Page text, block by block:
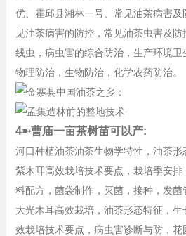
优、霍邱县湘林一号、常见油茶病害及
见油茶病害的防控，常见油茶虫害及防
线虫，病虫害的综合防治，生产环境卫
物理防治，生物防治，化学农药防治。
4➼曹庙一亩茶树苗可以产:
河口种植油茶油茶生物学特性，油茶形
紫木耳高效栽培技术要点，栽培季安
料配方，菌袋制作，灭菌，接种，发菌
大光木耳高效栽培，油茶形态特征，
效栽培技术要点，病虫害诊断与防，